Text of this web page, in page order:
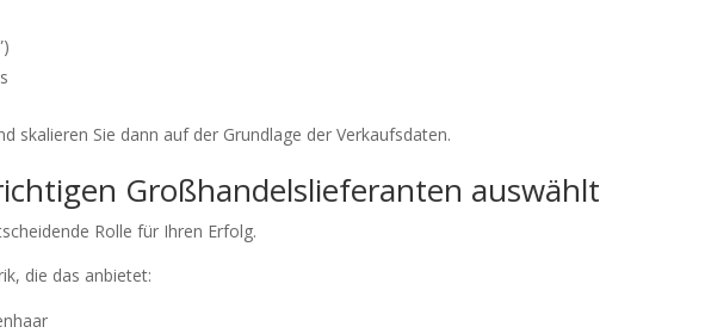
skalieren Sie dann auf der Grundlage der Verkaufsdaten.
Großhandelslieferanten auswählt
Rolle für Ihren Erfolg.
die das anbietet: